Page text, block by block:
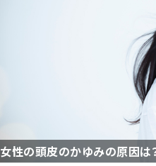
女性の頭皮のかゆみの原因は